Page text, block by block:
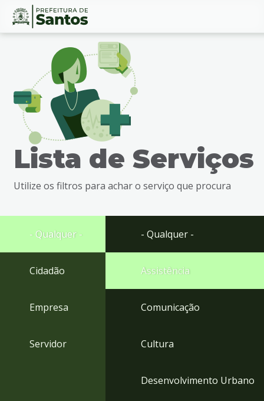
Ir
busca
Ir
rodapé
Conteúdo
Lista de Serviços
Utilize os filtros para achar o serviço que procura
- Qualquer -
Cidadão
Empresa
Servidor
- Qualquer -
Assistência
Comunicação
Cultura
Desenvolvimento Urbano